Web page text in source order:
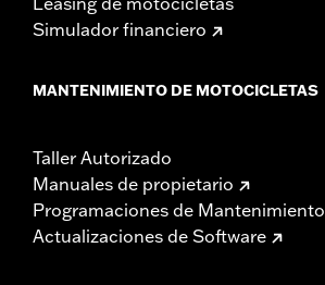
Simulador financiero
MANTENIMIENTO DE MOTOCICLETAS
Taller Autorizado
Manuales de propietario
Programaciones de Mantenimiento
Actualizaciones de Software